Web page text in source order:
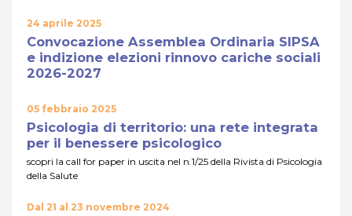
24 aprile 2025
Convocazione Assemblea Ordinaria SIPSA
e indizione elezioni rinnovo cariche sociali
2026-2027
05 febbraio 2025
Psicologia di territorio: una rete integrata
per il benessere psicologico
scopri la call for paper in uscita nel n.1/25 della Rivista di Psicologia
della Salute
Dal 21 al 23 novembre 2024